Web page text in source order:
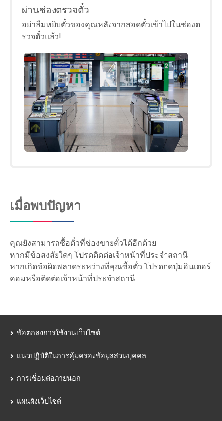
ผ่านช่องตรวจตั๋ว
อย่าลืมหยิบตั๋วของคุณหลังจากสอดตั๋วเข้าไปในช่องต
รวจตั๋วแล้ว!
เมื่อพบปัญหา
คุณยังสามารถซื้อตั๋วที่ช่องขายตั๋วได้อีกด้วย
หากมีข้อสงสัยใดๆ โปรดติดต่อเจ้าหน้าที่ประจำสถานี
หากเกิดข้อผิดพลาดระหว่างที่คุณซื้อตั๋ว โปรดกดปุ่มอินเตอร์
คอมหรือติดต่อเจ้าหน้าที่ประจำสถานี
ข้อตกลงการใช้งานเว็บไซต์
แนวปฏิบัติในการคุ้มครองข้อมูลส่วนบุคคล
การเชื่อมต่อภายนอก
แผนผังเว็บไซต์